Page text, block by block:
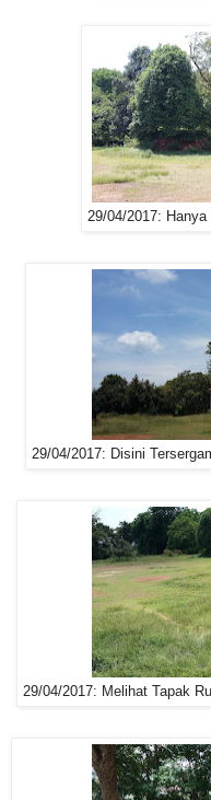
29/04/2017:
29/04/2017: Disini
29/04/2017: Melihat Tapak